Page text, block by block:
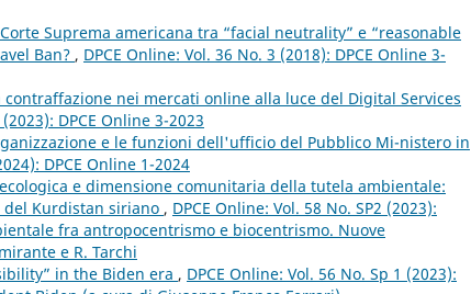
Suprema americana tra “facial neutrality” e “reasonable
Ban? , DPCE Online: Vol. 36 No. 3 (2018): DPCE Online 3-
nei mercati online alla luce del Digital Services
DPCE Online 3-2023
e le funzioni dell'ufficio del Pubblico Mi-nistero in
DPCE Online 1-2024
e dimensione comunitaria della tutela ambientale:
del Kurdistan siriano , DPCE Online: Vol. 58 No. SP2 (2023):
fra antropocentrismo e biocentrismo. Nuove
e R. Tarchi
in the Biden era , DPCE Online: Vol. 56 No. Sp 1 (2023):